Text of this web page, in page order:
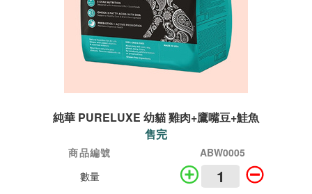
純華 PURELUXE 幼貓 雞肉+鷹嘴豆+鮭魚
售完
商品編號
ABW0005
數量